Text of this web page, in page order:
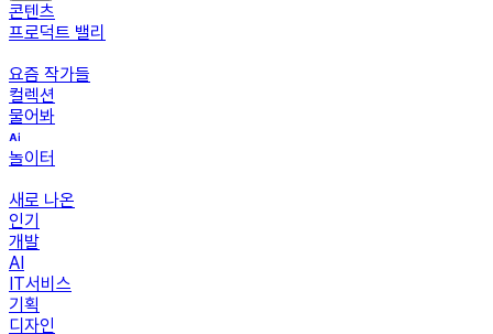
콘텐츠
프로덕트 밸리
요즘 작가들
컬렉션
물어봐
놀이터
새로 나온
인기
개발
AI
IT서비스
기획
디자인